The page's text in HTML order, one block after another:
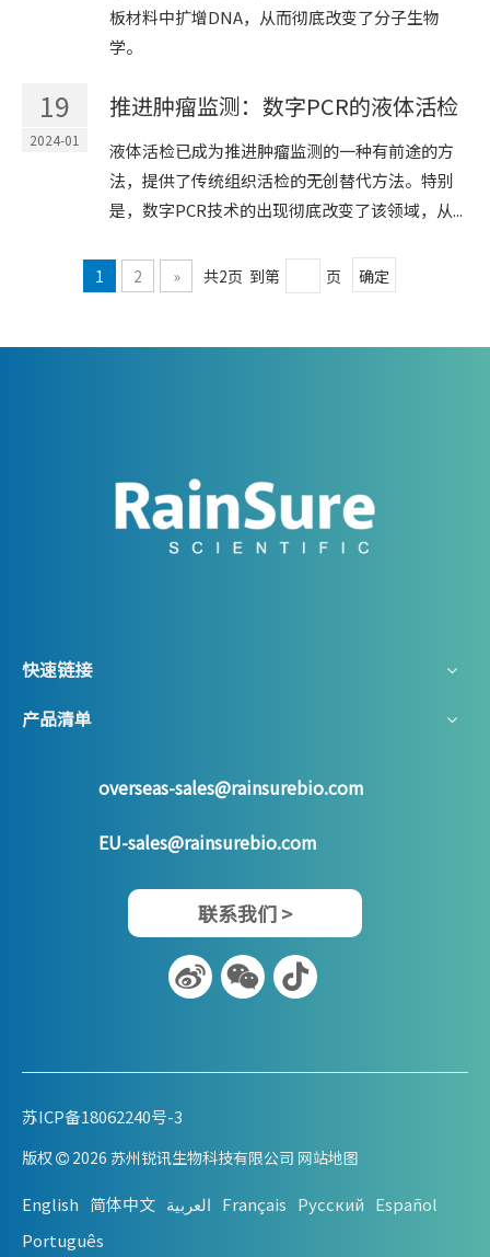
板材料中扩增DNA，从而彻底改变了分子生物
学。
19
2024-01
推进肿瘤监测：数字PCR的液体活检
液体活检已成为推进肿瘤监测的一种有前途的方
法，提供了传统组织活检的无创替代方法。特别
是，数字PCR技术的出现彻底改变了该领域，从...
1 2 » 共2页 到第 页 确定
快速链接
产品清单
overseas-sales@rainsurebio.com
EU-sales@rainsurebio.com
联系我们 >
苏ICP备18062240号-3
版权  2026 苏州锐讯生物科技有限公司 网站地图
English 简体中文 العربية Français Pусский Español
Português